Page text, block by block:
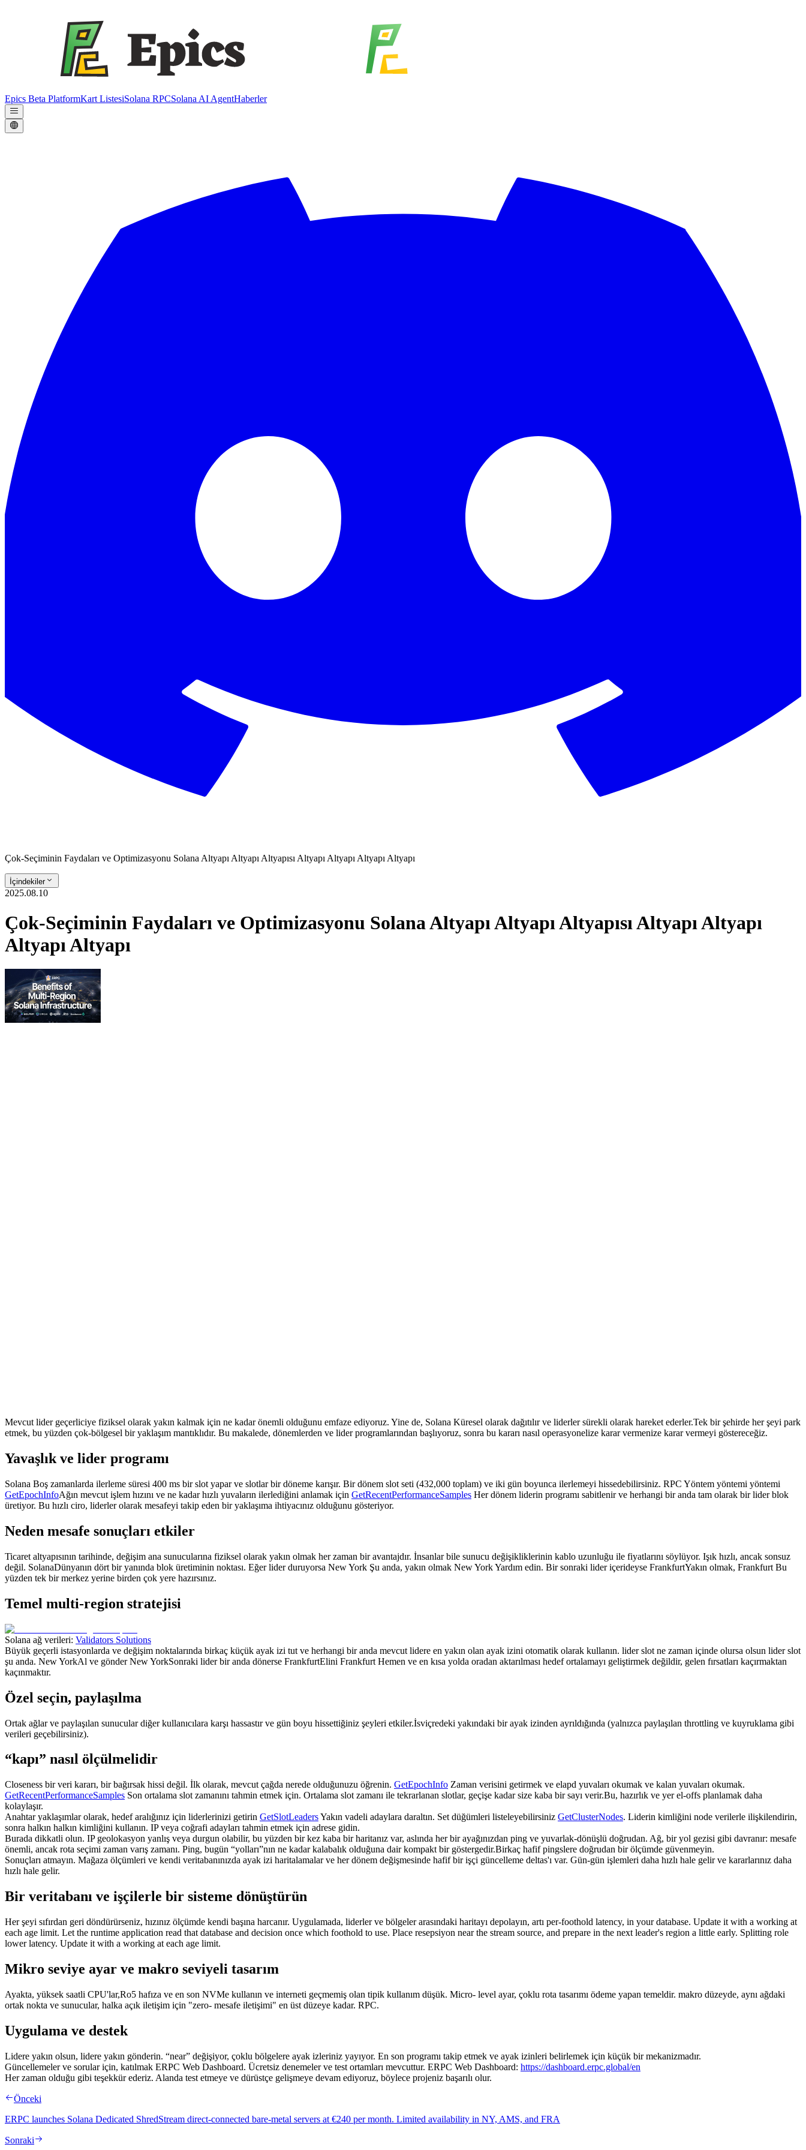
Epics Beta PlatformKart ListesiSolana RPCSolana AI AgentHaberler
Çok-Seçiminin Faydaları ve Optimizasyonu Solana Altyapı Altyapı Altyapısı Altyapı Altyapı Altyapı Altyapı
İçindekiler
2025.08.10
Çok-Seçiminin Faydaları ve Optimizasyonu Solana Altyapı Altyapı Altyapısı Altyapı Altyapı
Altyapı Altyapı
Mevcut lider geçerliciye fiziksel olarak yakın kalmak için ne kadar önemli olduğunu emfaze ediyoruz. Yine de, Solana Küresel olarak dağıtılır ve liderler sürekli olarak hareket ederler.Tek bir şehirde her şeyi park
etmek, bu yüzden çok-bölgesel bir yaklaşım mantıklıdır. Bu makalede, dönemlerden ve lider programlarından başlıyoruz, sonra bu kararı nasıl operasyonelize karar vermenize karar vermeyi göstereceğiz.
Yavaşlık ve lider programı
Solana Boş zamanlarda ilerleme süresi 400 ms bir slot yapar ve slotlar bir döneme karışır. Bir dönem slot seti (432,000 toplam) ve iki gün boyunca ilerlemeyi hissedebilirsiniz. RPC Yöntem yöntemi yöntemi
GetEpochInfoAğın mevcut işlem hızını ve ne kadar hızlı yuvaların ilerlediğini anlamak için GetRecentPerformanceSamples Her dönem liderin programı sabitlenir ve herhangi bir anda tam olarak bir lider blok
üretiyor. Bu hızlı ciro, liderler olarak mesafeyi takip eden bir yaklaşıma ihtiyacınız olduğunu gösteriyor.
Neden mesafe sonuçları etkiler
Ticaret altyapısının tarihinde, değişim ana sunucularına fiziksel olarak yakın olmak her zaman bir avantajdır. İnsanlar bile sunucu değişikliklerinin kablo uzunluğu ile fiyatlarını söylüyor. Işık hızlı, ancak sonsuz
değil. SolanaDünyanın dört bir yanında blok üretiminin noktası. Eğer lider duruyorsa New York Şu anda, yakın olmak New York Yardım edin. Bir sonraki lider içerideyse FrankfurtYakın olmak, Frankfurt Bu
yüzden tek bir merkez yerine birden çok yere hazırsınız.
Temel multi-region stratejisi
Solana ağ verileri: Validators Solutions
Büyük geçerli istasyonlarda ve değişim noktalarında birkaç küçük ayak izi tut ve herhangi bir anda mevcut lidere en yakın olan ayak izini otomatik olarak kullanın. lider slot ne zaman içinde olursa olsun lider slot
şu anda. New YorkAl ve gönder New YorkSonraki lider bir anda dönerse FrankfurtElini Frankfurt Hemen ve en kısa yolda oradan aktarılması hedef ortalamayı geliştirmek değildir, gelen fırsatları kaçırmaktan
kaçınmaktır.
Özel seçin, paylaşılma
Ortak ağlar ve paylaşılan sunucular diğer kullanıcılara karşı hassastır ve gün boyu hissettiğiniz şeyleri etkiler.İsviçredeki yakındaki bir ayak izinden ayrıldığında (yalnızca paylaşılan throttling ve kuyruklama gibi
verileri geçebilirsiniz).
“kapı” nasıl ölçülmelidir
Closeness bir veri kararı, bir bağırsak hissi değil. İlk olarak, mevcut çağda nerede olduğunuzu öğrenin. GetEpochInfo Zaman verisini getirmek ve elapd yuvaları okumak ve kalan yuvaları okumak.
GetRecentPerformanceSamples Son ortalama slot zamanını tahmin etmek için. Ortalama slot zamanı ile tekrarlanan slotlar, geçişe kadar size kaba bir sayı verir.Bu, hazırlık ve yer el-offs planlamak daha
kolaylaşır.
Anahtar yaklaşımlar olarak, hedef aralığınız için liderlerinizi getirin GetSlotLeadersYakın vadeli adaylara daraltın. Set düğümleri listeleyebilirsiniz GetClusterNodes. Liderin kimliğini node verilerle ilişkilendirin,
sonra halkın halkın kimliğini kullanın. IP veya coğrafi adayları tahmin etmek için adrese gidin.
Burada dikkatli olun. IP geolokasyon yanlış veya durgun olabilir, bu yüzden bir kez kaba bir haritanız var, aslında her bir ayağınızdan ping ve yuvarlak-dönüşlü doğrudan. Ağ, bir yol gezisi gibi davranır: mesafe
önemli, ancak rota seçimi zaman varış zamanı. Ping, bugün “yolları”nın ne kadar kalabalık olduğuna dair kompakt bir göstergedir.Birkaç hafif pingslere doğrudan bir ölçümde güvenmeyin.
Sonuçları atmayın. Mağaza ölçümleri ve kendi veritabanınızda ayak izi haritalamalar ve her dönem değişmesinde hafif bir işçi güncelleme deltas'ı var. Gün-gün işlemleri daha hızlı hale gelir ve kararlarınız daha
hızlı hale gelir.
Bir veritabanı ve işçilerle bir sisteme dönüştürün
Her şeyi sıfırdan geri döndürürseniz, hızınız ölçümde kendi başına harcanır. Uygulamada, liderler ve bölgeler arasındaki haritayı depolayın, artı per-foothold latency, in your database. Update it with a working at
each age limit. Let the runtime application read that database and decision once which foothold to use. Place resepsiyon near the stream source, and prepare in the next leader's region a little early. Splitting role
lower latency. Update it with a working at each age limit.
Mikro seviye ayar ve makro seviyeli tasarım
Ayakta, yüksek saatli CPU'lar,Ro5 hafıza ve en son NVMe kullanın ve interneti geçmemiş olan tipik kullanım düşük. Micro- level ayar, çoklu rota tasarımı ödeme yapan temeldir. makro düzeyde, aynı ağdaki
ortak nokta ve sunucular, halka açık iletişim için "zero- mesafe iletişimi" en üst düzeye kadar. RPC.
Uygulama ve destek
Lidere yakın olsun, lidere yakın gönderin. “near” değişiyor, çoklu bölgelere ayak izleriniz yayıyor. En son programı takip etmek ve ayak izinleri belirlemek için küçük bir mekanizmadır.
Güncellemeler ve sorular için, katılmak ERPC Web Dashboard. Ücretsiz denemeler ve test ortamları mevcuttur. ERPC Web Dashboard: https://dashboard.erpc.global/en
Her zaman olduğu gibi teşekkür ederiz. Alanda test etmeye ve dürüstçe gelişmeye devam ediyoruz, böylece projeniz başarılı olur.
Önceki
ERPC launches Solana Dedicated ShredStream direct-connected bare-metal servers at €240 per month. Limited availability in NY, AMS, and FRA
Sonraki